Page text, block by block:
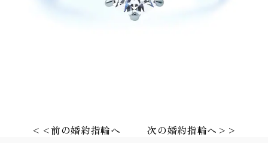
<<前の婚約指輪へ 次の婚約指輪へ>>